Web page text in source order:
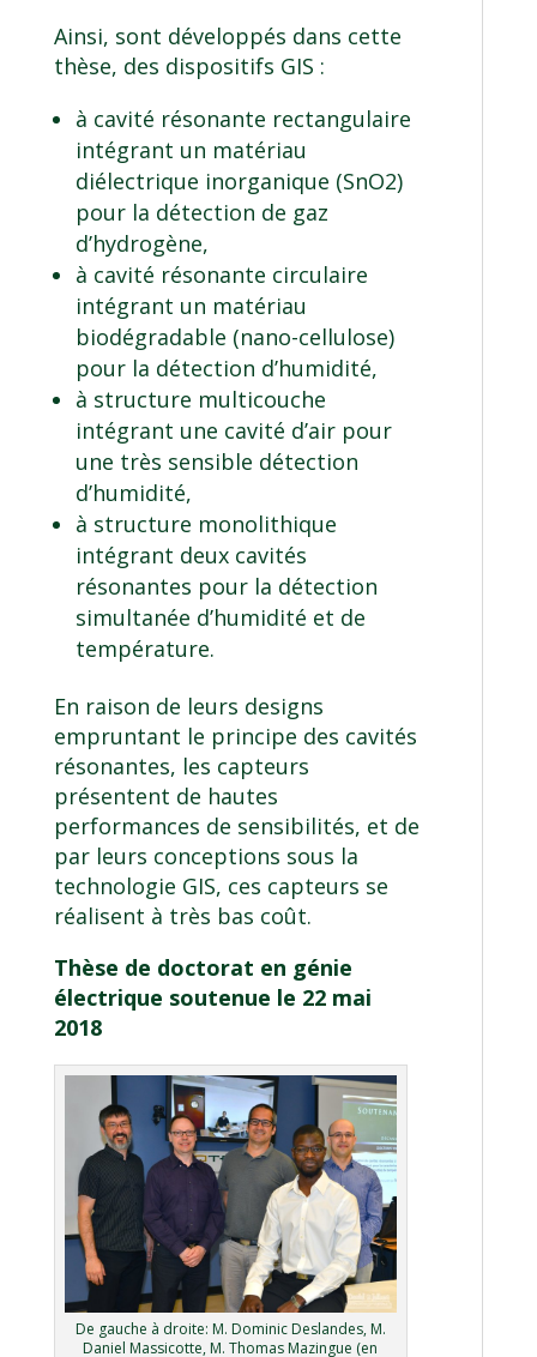
Ainsi, sont développés dans cette
thèse, des dispositifs GIS :
à cavité résonante rectangulaire
intégrant un matériau
diélectrique inorganique (SnO2)
pour la détection de gaz
d’hydrogène,
à cavité résonante circulaire
intégrant un matériau
biodégradable (nano-cellulose)
pour la détection d’humidité,
à structure multicouche
intégrant une cavité d’air pour
une très sensible détection
d’humidité,
à structure monolithique
intégrant deux cavités
résonantes pour la détection
simultanée d’humidité et de
température.
En raison de leurs designs
empruntant le principe des cavités
résonantes, les capteurs
présentent de hautes
performances de sensibilités, et de
par leurs conceptions sous la
technologie GIS, ces capteurs se
réalisent à très bas coût.
Thèse de doctorat en génie
électrique soutenue le 22 mai
2018
De gauche à droite: M. Dominic Deslandes, M.
Daniel Massicotte, M. Thomas Mazingue (en